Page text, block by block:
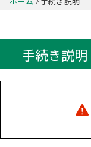
手続き説明